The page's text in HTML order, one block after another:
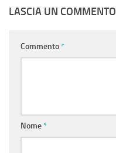
LASCIA UN COMMENTO
Commento*
Nome*